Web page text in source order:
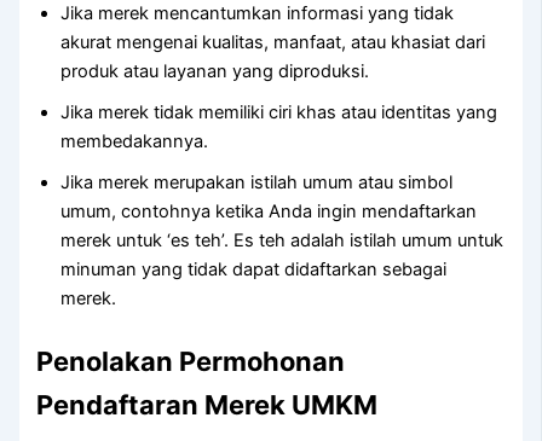
Jika merek mencantumkan informasi yang tidak
akurat mengenai kualitas, manfaat, atau khasiat dari
produk atau layanan yang diproduksi.
Jika merek tidak memiliki ciri khas atau identitas yang
membedakannya.
Jika merek merupakan istilah umum atau simbol
umum, contohnya ketika Anda ingin mendaftarkan
merek untuk ‘es teh’. Es teh adalah istilah umum untuk
minuman yang tidak dapat didaftarkan sebagai
merek.
Penolakan Permohonan
Pendaftaran Merek UMKM